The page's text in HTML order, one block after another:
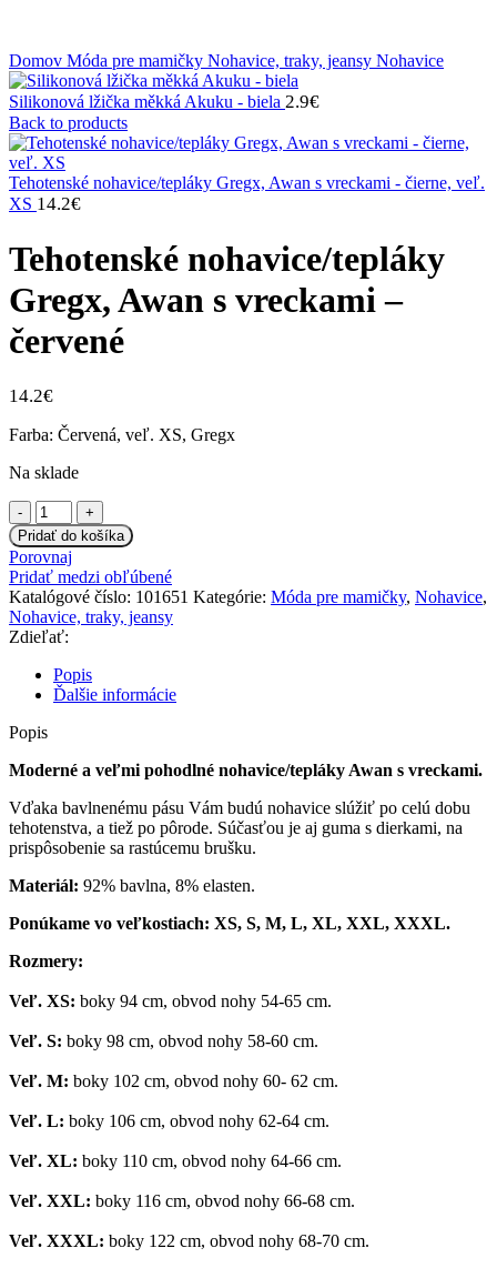
Domov Móda pre mamičky Nohavice, traky, jeansy Nohavice
Silikonová lžička měkká Akuku - biela 2.9€
Back to products
Tehotenské nohavice/tepláky Gregx, Awan s vreckami - čierne, veľ.
XS 14.2€
Tehotenské nohavice/tepláky
Gregx, Awan s vreckami –
červené
14.2€
Farba: Červená, veľ. XS, Gregx
Na sklade
množstvo
Tehotenské
nohavice/tepláky
Gregx,
Awan
s
vreckami
-
červené
Pridať do košíka
Porovnaj
Pridať medzi obľúbené
Katalógové číslo: 101651 Kategórie: Móda pre mamičky, Nohavice,
Nohavice, traky, jeansy
Zdieľať:
Popis
Ďalšie informácie
Popis
Moderné a veľmi pohodlné nohavice/tepláky Awan s vreckami.
Vďaka bavlnenému pásu Vám budú nohavice slúžiť po celú dobu
tehotenstva, a tiež po pôrode. Súčasťou je aj guma s dierkami, na
prispôsobenie sa rastúcemu brušku.
Materiál: 92% bavlna, 8% elasten.
Ponúkame vo veľkostiach: XS, S, M, L, XL, XXL, XXXL.
Rozmery:
Veľ. XS: boky 94 cm, obvod nohy 54-65 cm.
Veľ. S: boky 98 cm, obvod nohy 58-60 cm.
Veľ. M: boky 102 cm, obvod nohy 60- 62 cm.
Veľ. L: boky 106 cm, obvod nohy 62-64 cm.
Veľ. XL: boky 110 cm, obvod nohy 64-66 cm.
Veľ. XXL: boky 116 cm, obvod nohy 66-68 cm.
Veľ. XXXL: boky 122 cm, obvod nohy 68-70 cm.